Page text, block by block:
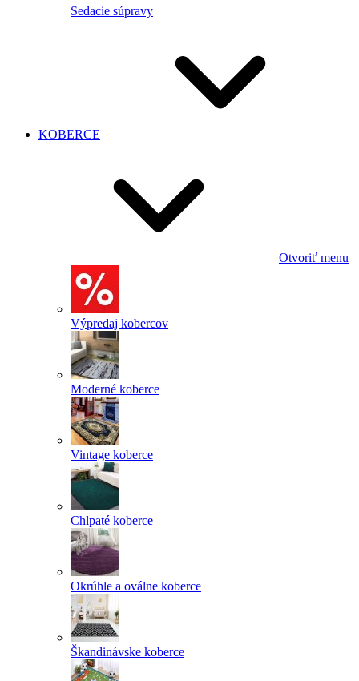
Sedacie súpravy
KOBERCE
Otvoriť menu
Výpredaj kobercov
Moderné koberce
Vintage koberce
Chlpaté koberce
Okrúhle a oválne koberce
Škandinávske koberce